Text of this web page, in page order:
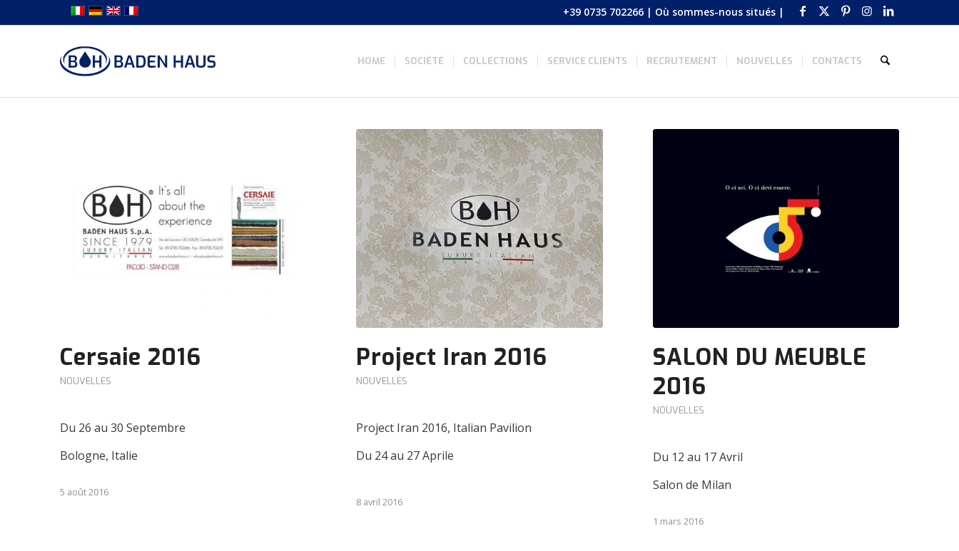
+39 0735 702266 | Où sommes-nous situés |
HOME SOCIÉTÉ COLLECTIONS SERVICE CLIENTS RECRUTEMENT NOUVELLES CONTACTS
Cersaie 2016
NOUVELLES
Du 26 au 30 Septembre
Bologne, Italie
5 août 2016
Project Iran 2016
NOUVELLES
Project Iran 2016, Italian Pavilion
Du 24 au 27 Aprile
8 avril 2016
SALON DU MEUBLE
2016
NOUVELLES
Du 12 au 17 Avril
Salon de Milan
1 mars 2016